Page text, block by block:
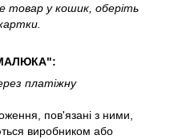
товар у кошик, оберіть
платіжну
пов'язані з ними,
виробником або